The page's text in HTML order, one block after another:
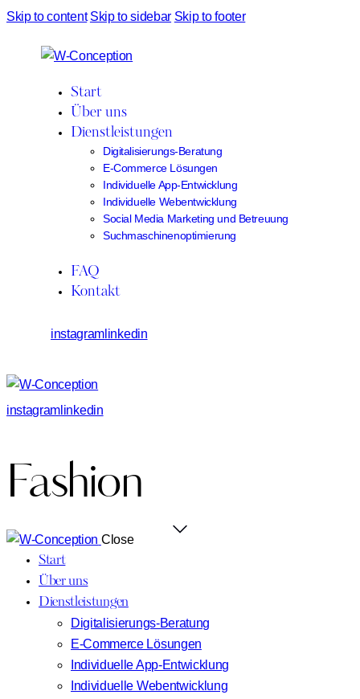
Skip to content Skip to sidebar Skip to footer
Start
Über uns
Dienstleistungen
Digitalisierungs-Beratung
E-Commerce Lösungen
Individuelle App-Entwicklung
Individuelle Webentwicklung
Social Media Marketing und Betreuung
Suchmaschinenoptimierung
FAQ
Kontakt
instagram linkedin
instagram linkedin
Fashion
Close
Start
Über uns
Dienstleistungen
Digitalisierungs-Beratung
E-Commerce Lösungen
Individuelle App-Entwicklung
Individuelle Webentwicklung